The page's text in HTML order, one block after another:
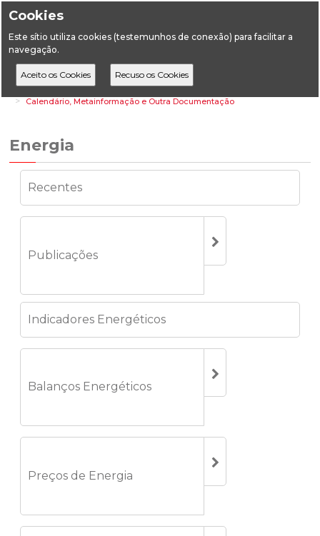
Cookies
Este sítio utiliza cookies (testemunhos de conexão) para facilitar a
navegação.
HomeEstatística
Energia
Calendário, Metainformação e Outra Documentação
Energia
Recentes
Publicações
Indicadores Energéticos
Balanços Energéticos
Preços de Energia